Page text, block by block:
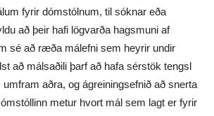
fyrir dómstólnum, til sóknar eða
að þeir hafi lögvarða hagsmuni af
sé að ræða málefni sem heyrir undir
að málsaðili þarf að hafa sérstök tengsl
aðra, og ágreiningsefnið að snerta
metur hvort mál sem lagt er fyrir